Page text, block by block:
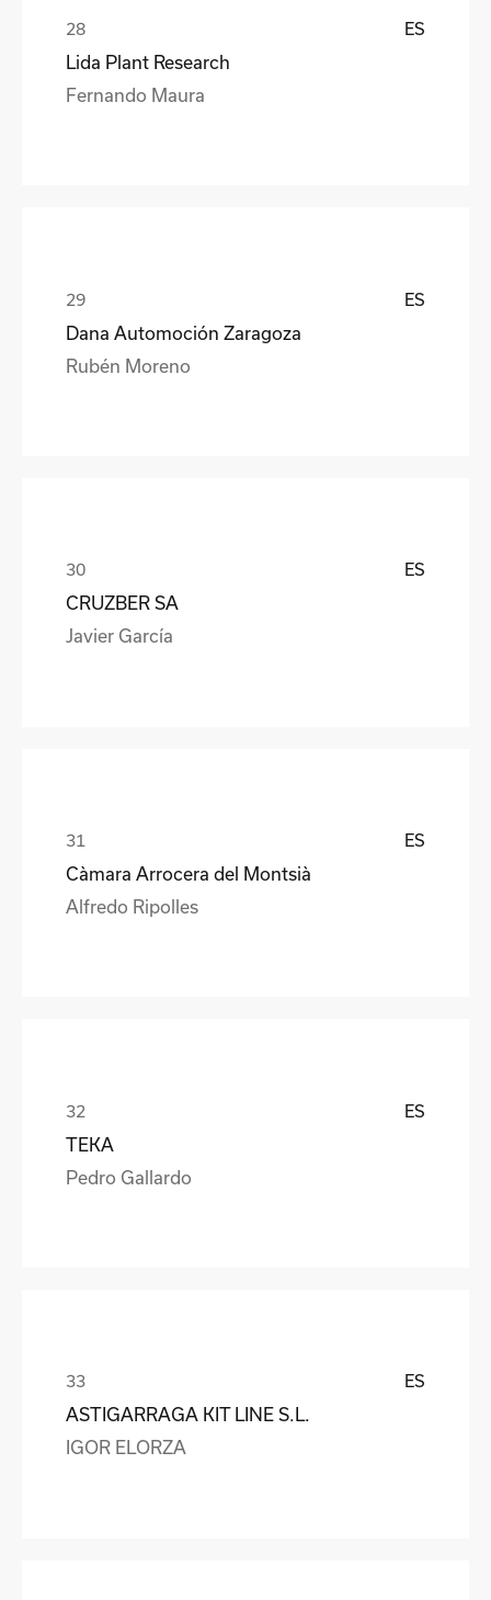
ES
Lida Plant Research
Fernando Maura
ES
Dana Automoción Zaragoza
Rubén Moreno
ES
CRUZBER SA
Javier García
ES
Càmara Arrocera del Montsià
Alfredo Ripolles
ES
TEKA
Pedro Gallardo
ES
ASTIGARRAGA KIT LINE S.L.
IGOR ELORZA